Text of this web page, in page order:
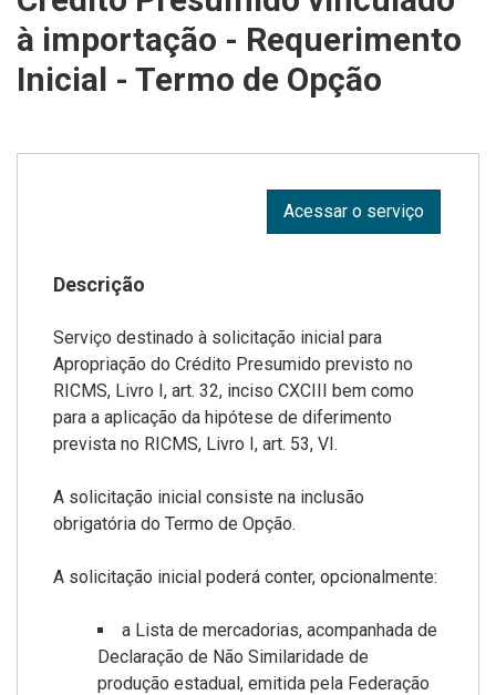
à importação - Requerimento
Inicial - Termo de Opção
Acessar o serviço
Descrição
Serviço destinado à solicitação inicial para
Apropriação do Crédito Presumido previsto no
RICMS, Livro I, art. 32, inciso CXCIII bem como
para a aplicação da hipótese de diferimento
prevista no RICMS, Livro I, art. 53, VI.
A solicitação inicial consiste na inclusão
obrigatória do Termo de Opção.
A solicitação inicial poderá conter, opcionalmente:
a Lista de mercadorias, acompanhada de
Declaração de Não Similaridade de
produção estadual, emitida pela Federação